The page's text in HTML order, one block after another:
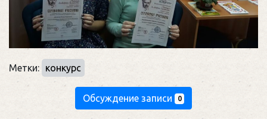
Метки: конкурс
Обсуждение записи 0